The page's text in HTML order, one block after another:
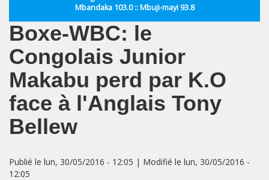
Mbandaka 103.0 :: Mbuji-mayi 93.8
Boxe-WBC: le
Congolais Junior
Makabu perd par K.O
face à l'Anglais Tony
Bellew
Publié le lun, 30/05/2016 - 12:05 | Modifié le lun, 30/05/2016 -
12:05